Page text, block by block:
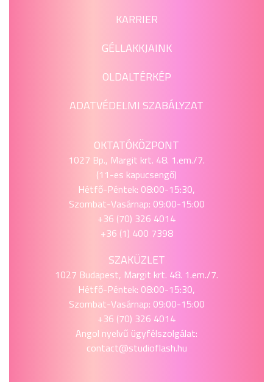
KARRIER
GÉLLAKKJAINK
OLDALTÉRKÉP
ADATVÉDELMI SZABÁLYZAT
OKTATÓKÖZPONT
1027 Bp., Margit krt. 48. 1.em./7.
(11-es kapucsengő)
Hétfő-Péntek: 08:00-15:30,
Szombat-Vasárnap: 09:00-15:00
+36 (70) 326 4014
+36 (1) 400 7398
SZAKÜZLET
1027 Budapest, Margit krt. 48. 1.em./7.
Hétfő-Péntek: 08:00-15:30,
Szombat-Vasárnap: 09:00-15:00
+36 (70) 326 4014
Angol nyelvű ügyfélszolgálat:
contact@studioflash.hu